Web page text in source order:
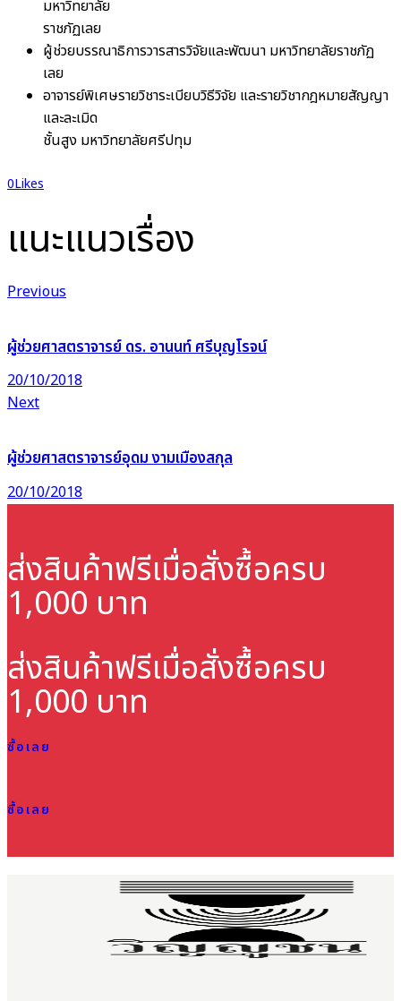
มหาวิทยาลัย
ราชภัฏเลย
ผู้ช่วยบรรณาธิการวารสารวิจัยและพัฒนา มหาวิทยาลัยราชภัฏ
เลย
อาจารย์พิเศษรายวิชาระเบียบวิธีวิจัย และรายวิชากฎหมายสัญญา
และละเมิด
ชั้นสูง มหาวิทยาลัยศรีปทุม
0Likes
แนะแนวเรื่อง
Previous
ผู้ช่วยศาสตราจารย์ ดร. อานนท์ ศรีบุญโรจน์
20/10/2018
Next
ผู้ช่วยศาสตราจารย์อุดม งามเมืองสกุล
20/10/2018
ส่งสินค้าฟรีเมื่อสั่งซื้อครบ
1,000 บาท
ส่งสินค้าฟรีเมื่อสั่งซื้อครบ
1,000 บาท
ซื้อเลย
ซื้อเลย